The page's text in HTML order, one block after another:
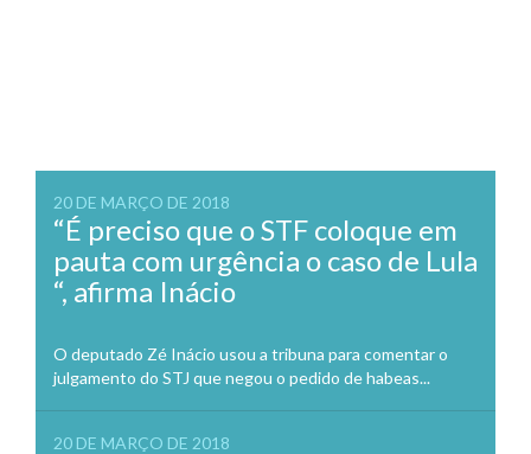
20 DE MARÇO DE 2018
“É preciso que o STF coloque em
pauta com urgência o caso de Lula
“, afirma Inácio
O deputado Zé Inácio usou a tribuna para comentar o
julgamento do STJ que negou o pedido de habeas...
20 DE MARÇO DE 2018